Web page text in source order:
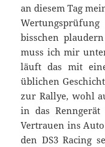
an diesem Tag
bisschen
muss ich mir
läuft das mit
üblichen
zur Rallye, wohl
in das
Vertrauen ins
den DS3 Racing